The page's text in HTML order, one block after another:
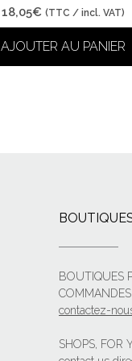
18,05€ (TTC / incl. VAT)
AJOUTER AU PANIER
BOUTIQUES
COMMANDES
contactez-
SHOPS, FOR